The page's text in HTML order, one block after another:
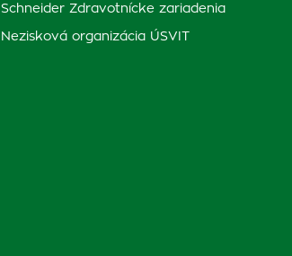
Schneider Zdravotnícke zariadenia
Nezisková organizácia ÚSVIT